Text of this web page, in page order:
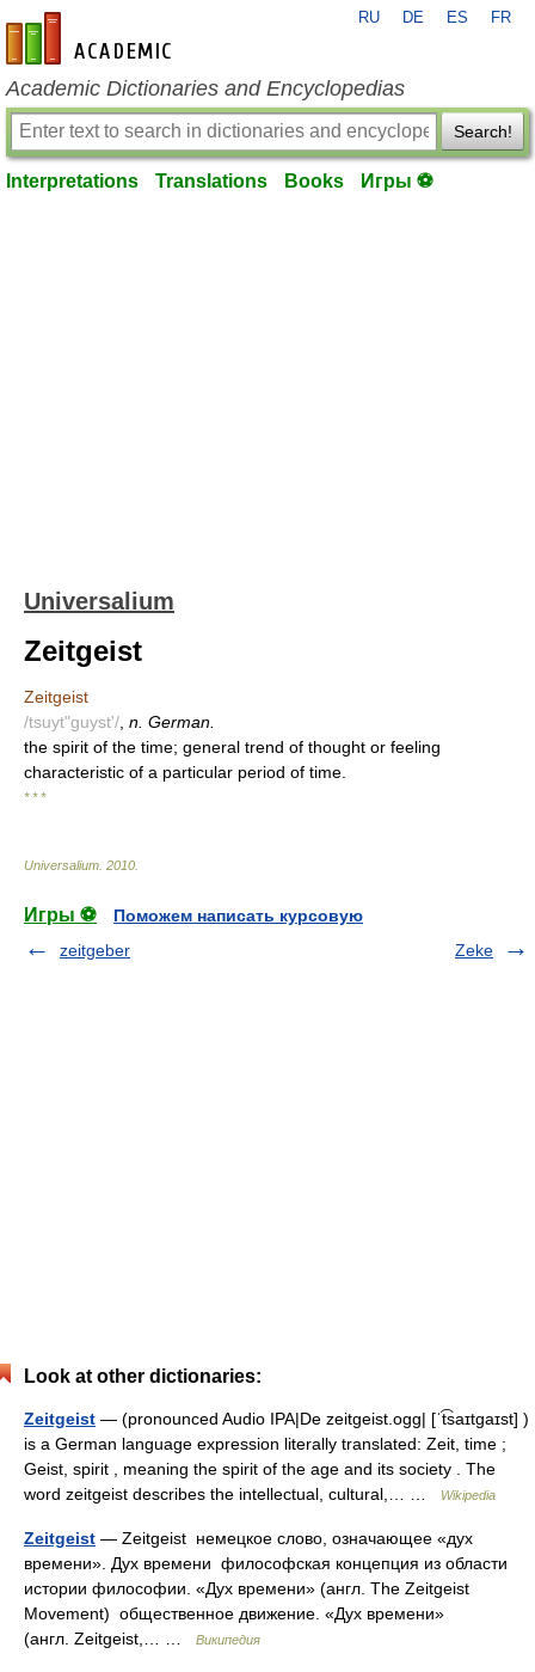
en-academic.com
RU DE ES FR
Academic Dictionaries and Encyclopedias
Search!
Interpretations Translations Books Игры ⚽
Universalium
Zeitgeist
Zeitgeist
/tsuyt"guyst'/ n. German.
the spirit of the time; general trend of thought or feeling
characteristic of a particular period of time.
* * *
Universalium 2010
Игры ⚽
Поможем написать курсовую
zeitgeber
Zeke
Look at other dictionaries:
Zeitgeist — (pronounced Audio IPA|De zeitgeist.ogg| [ˈt͡saɪtgaɪst] )
is a German language expression literally translated: Zeit, time ;
Geist, spirit , meaning the spirit of the age and its society . The
word zeitgeist describes the intellectual, cultural,… …
Wikipedia
Zeitgeist — Zeitgeist немецкое слово, означающее «дух
времени». Дух времени философская концепция из области
истории философии. «Дух времени» (англ. The Zeitgeist
Movement) общественное движение. «Дух времени»
(англ. Zeitgeist,… …
Википедия